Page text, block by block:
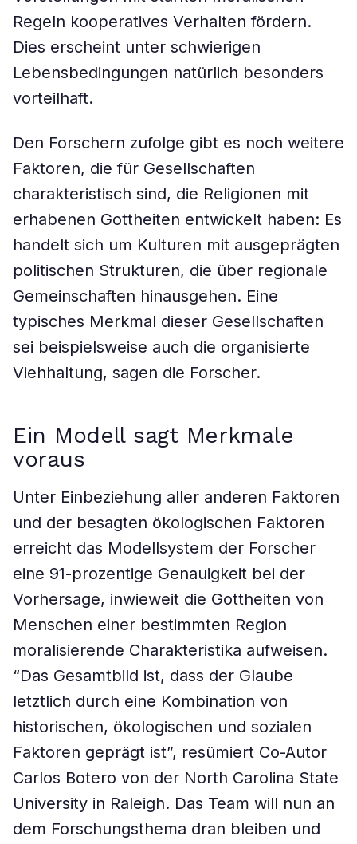
Regeln kooperatives Verhalten fördern.
Dies erscheint unter schwierigen
Lebensbedingungen natürlich besonders
vorteilhaft.
Den Forschern zufolge gibt es noch weitere
Faktoren, die für Gesellschaften
charakteristisch sind, die Religionen mit
erhabenen Gottheiten entwickelt haben: Es
handelt sich um Kulturen mit ausgeprägten
politischen Strukturen, die über regionale
Gemeinschaften hinausgehen. Eine
typisches Merkmal dieser Gesellschaften
sei beispielsweise auch die organisierte
Viehhaltung, sagen die Forscher.
Ein Modell sagt Merkmale
voraus
Unter Einbeziehung aller anderen Faktoren
und der besagten ökologischen Faktoren
erreicht das Modellsystem der Forscher
eine 91-prozentige Genauigkeit bei der
Vorhersage, inwieweit die Gottheiten von
Menschen einer bestimmten Region
moralisierende Charakteristika aufweisen.
“Das Gesamtbild ist, dass der Glaube
letztlich durch eine Kombination von
historischen, ökologischen und sozialen
Faktoren geprägt ist”, resümiert Co-Autor
Carlos Botero von der North Carolina State
University in Raleigh. Das Team will nun an
dem Forschungsthema dran bleiben und